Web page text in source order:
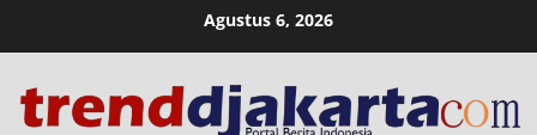
Agustus 6, 2026